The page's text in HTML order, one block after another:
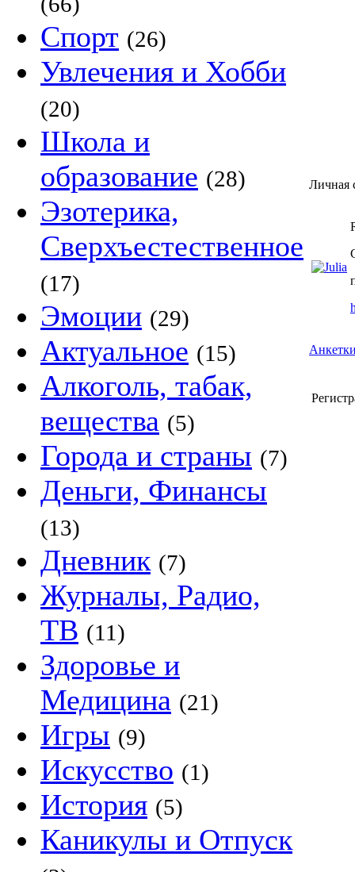
Спорт (26)
Увлечения и Хобби
(20)
Школа и
образование (28)
Эзотерика,
Сверхъестественное
(17)
Эмоции (29)
Актуальное (15)
Алкоголь, табак,
вещества (5)
Города и страны (7)
Деньги, Финансы
(13)
Дневник (7)
Журналы, Радио,
ТВ (11)
Здоровье и
Медицина (21)
Игры (9)
Искусство (1)
История (5)
Каникулы и Отпуск
Личная